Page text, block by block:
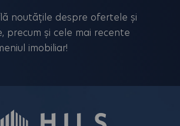
noutățile despre ofertele și
precum și cele mai recente
imobiliar!